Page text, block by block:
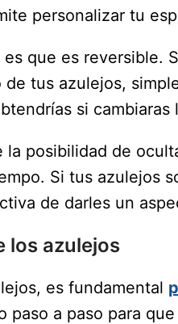
personalizar tu
que es reversible.
tus azulejos,
si cambiaras
posibilidad de
Si tus azulejos
de darles un
los azulejos
es fundamental
paso a paso para